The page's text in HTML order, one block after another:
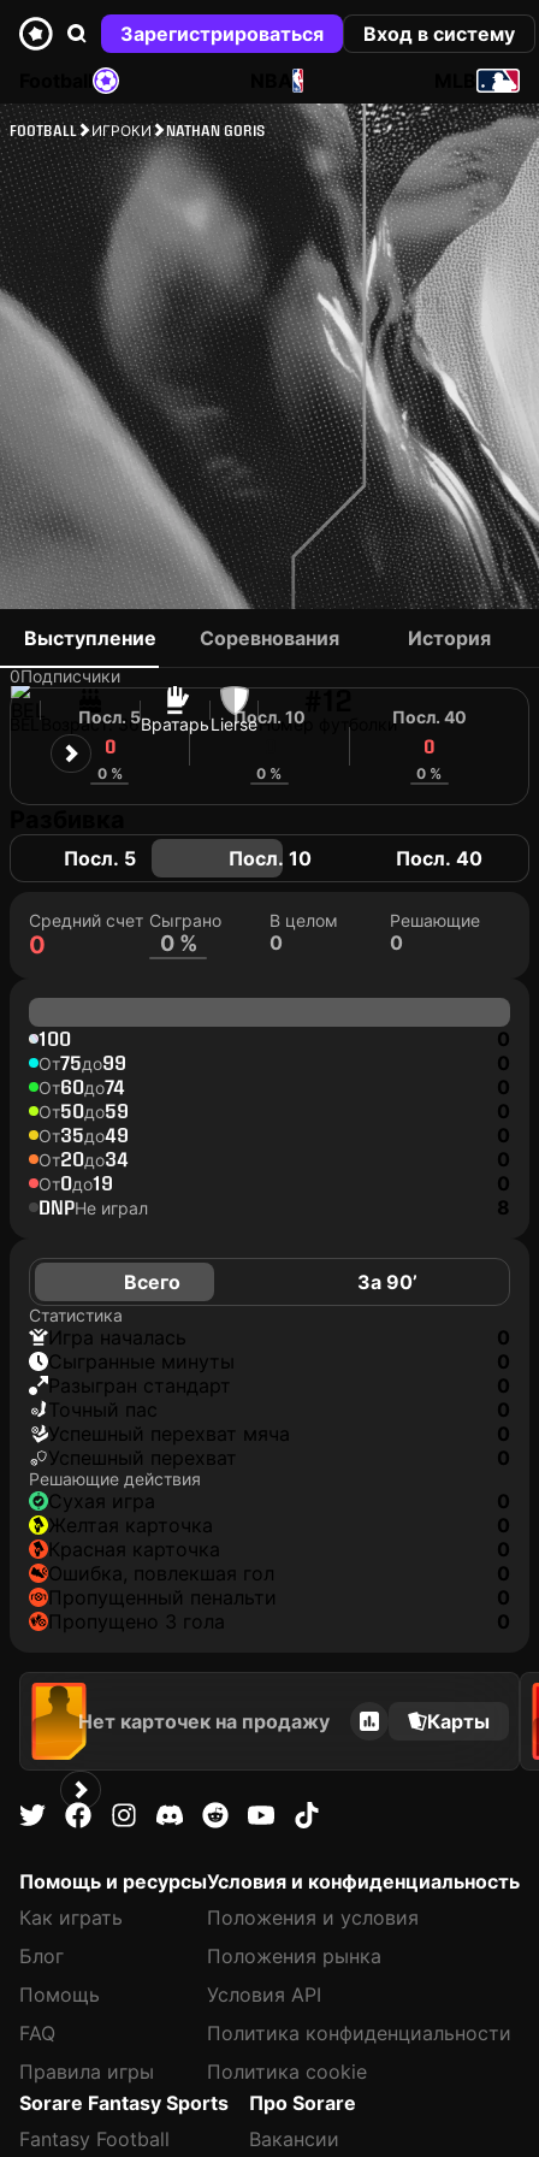
Зарегистрироваться
Вход в систему
NBA
FOOTBALL ИГРОКИ NATHAN GORIS
NATHAN GORIS
0Подписчики
Возраст: 36ВратарьLierseНомер футболки
Выступление Соревнования История
Посл. 5
0
0 %
Посл. 10
0 %
Посл. 40
0
0 %
Посл. 5 Посл. 10 Посл. 40
Средний счет
0
Сыграно
0 %
В целом
0
Решающие
0
100 0
От75до99 0
От60до74 0
От50до59 0
От35до49 0
От20до34 0
От0до19 0
DNPНе играл 8
Всего За 90’
Статистика
игра началась
0
сыгранные минуты
0
разыгран стандарт
0
точный пас
0
успешный перехват мяча
0
успешный перехват
0
Решающие действия
сухая игра
0
желтая карточка
0
красная карточка
0
ошибка, повлекшая гол
0
пропущенный пенальти
0
Пропущено 3 гола
0
Нет карточек на продажу Карты
Помощь и ресурсы
Как играть
Блог
Помощь
FAQ
Правила игры
Условия и конфиденциальность
Положения и условия
Положения рынка
Условия API
Политика конфиденциальности
Политика cookie
Sorare Fantasy Sports
Fantasy Football
Про Sorare
Вакансии